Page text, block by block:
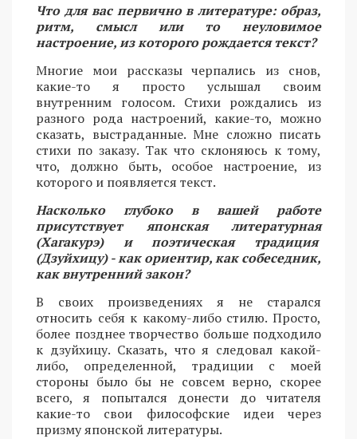
Что для вас первично в литературе: образ,
ритм, смысл или то неуловимое
настроение, из которого рождается текст?
Многие мои рассказы черпались из снов,
какие-то я просто услышал своим
внутренним голосом. Стихи рождались из
разного рода настроений, какие-то, можно
сказать, выстраданные. Мне сложно писать
стихи по заказу. Так что склоняюсь к тому,
что, должно быть, особое настроение, из
которого и появляется текст.
Насколько глубоко в вашей работе
присутствует японская литературная
(Хагакурэ) и поэтическая традиция
(Дзуйхицу) - как ориентир, как собеседник,
как внутренний закон?
В своих произведениях я не старался
относить себя к какому-либо стилю. Просто,
более позднее творчество больше подходило
к дзуйхицу. Сказать, что я следовал какой-
либо, определенной, традиции с моей
стороны было бы не совсем верно, скорее
всего, я попытался донести до читателя
какие-то свои философские идеи через
призму японской литературы.